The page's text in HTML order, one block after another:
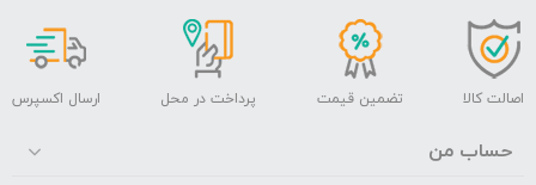
اصالت کالا تضمین قیمت پرداخت در محل ارسال اکسپرس
حساب من